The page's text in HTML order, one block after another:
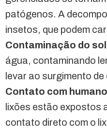
patógenos. A
insetos, que podem
Contaminação do
água, contaminando
levar ao surgimento
Contato com
lixões estão expostos
contato direto com o